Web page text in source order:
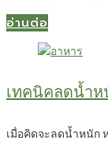
อ่านต่อ
เทคนิคลดน้ำห
เมื่อคิดจะลดน้ำหนัก